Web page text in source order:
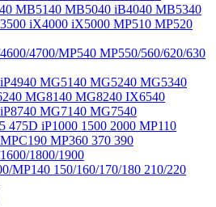
MB5140 MB5040 iB4040 MB5340
iX4000 iX5000 MP510 MP520
4700/MP540 MP550/560/620/630
MG5140 MG5240 MG5340
MG8140 MG8240 IX6540
MG7140 MG7540
475D iP1000 1500 2000 MP110
MP360 370 390
1800/1900
MP140 150/160/170/180 210/220